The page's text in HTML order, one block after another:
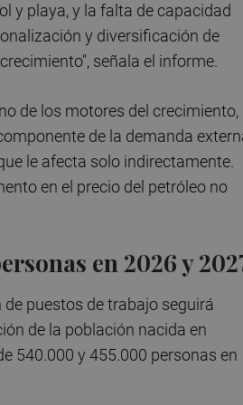
y playa, y la falta de capacidad
y diversificación de
señala el informe.
de los motores del crecimiento,
de la demanda
le afecta solo indirectamente.
en el precio del petróleo no
en 2026 y
puestos de trabajo seguirá
de la población nacida en
540.000 y 455.000 personas en